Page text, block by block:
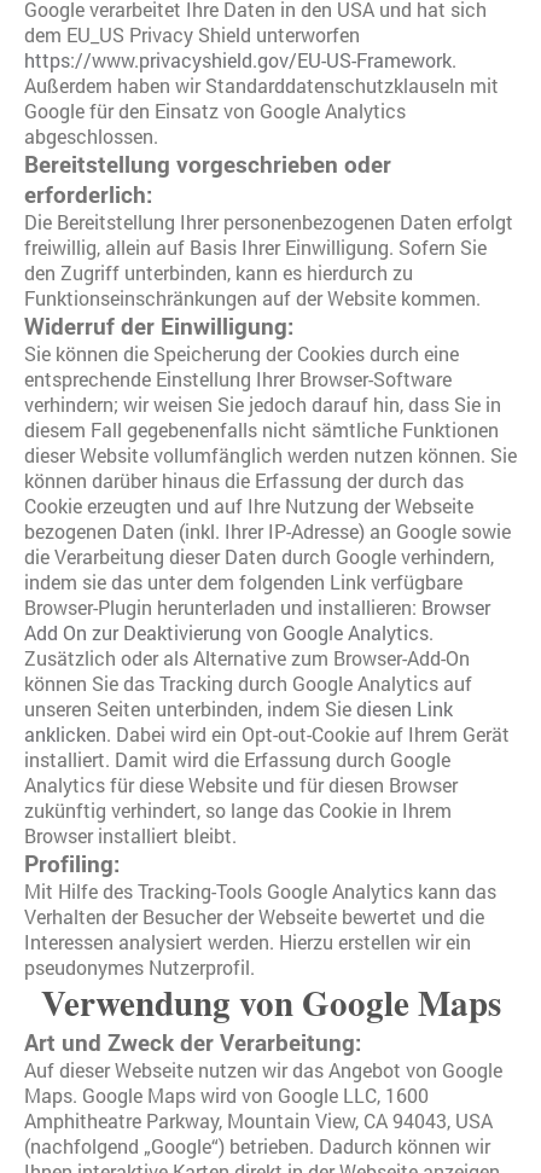
Google verarbeitet Ihre Daten in den USA und hat sich
dem EU_US Privacy Shield unterworfen
https://www.privacyshield.gov/EU-US-Framework.
Außerdem haben wir Standarddatenschutzklauseln mit
Google für den Einsatz von Google Analytics
abgeschlossen.
Bereitstellung vorgeschrieben oder
erforderlich:
Die Bereitstellung Ihrer personenbezogenen Daten erfolgt
freiwillig, allein auf Basis Ihrer Einwilligung. Sofern Sie
den Zugriff unterbinden, kann es hierdurch zu
Funktionseinschränkungen auf der Website kommen.
Widerruf der Einwilligung:
Sie können die Speicherung der Cookies durch eine
entsprechende Einstellung Ihrer Browser-Software
verhindern; wir weisen Sie jedoch darauf hin, dass Sie in
diesem Fall gegebenenfalls nicht sämtliche Funktionen
dieser Website vollumfänglich werden nutzen können. Sie
können darüber hinaus die Erfassung der durch das
Cookie erzeugten und auf Ihre Nutzung der Webseite
bezogenen Daten (inkl. Ihrer IP-Adresse) an Google sowie
die Verarbeitung dieser Daten durch Google verhindern,
indem sie das unter dem folgenden Link verfügbare
Browser-Plugin herunterladen und installieren: Browser
Add On zur Deaktivierung von Google Analytics.
Zusätzlich oder als Alternative zum Browser-Add-On
können Sie das Tracking durch Google Analytics auf
unseren Seiten unterbinden, indem Siediesen Link
anklicken. Dabei wird ein Opt-out-Cookie auf Ihrem Gerät
installiert. Damit wird die Erfassung durch Google
Analytics für diese Website und für diesen Browser
zukünftig verhindert, so lange das Cookie in Ihrem
Browser installiert bleibt.
Profiling:
Mit Hilfe des Tracking-Tools Google Analytics kann das
Verhalten der Besucher der Webseite bewertet und die
Interessen analysiert werden. Hierzu erstellen wir ein
pseudonymes Nutzerprofil.
Verwendung von Google Maps
Art und Zweck der Verarbeitung:
Auf dieser Webseite nutzen wir das Angebot von Google
Maps. Google Maps wird von Google LLC, 1600
Amphitheatre Parkway, Mountain View, CA 94043, USA
(nachfolgend „Google“) betrieben. Dadurch können wir